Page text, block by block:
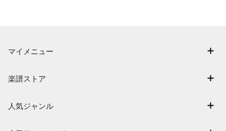
マイメニュー
退会はこちら
楽譜ストア
人気ジャンル